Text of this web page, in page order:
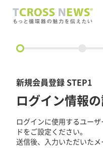
circle
新規会員登録 STEP1
ログイン情報
ログインに使用するユー
ドをご設定ください。
送信後、入力いただいた